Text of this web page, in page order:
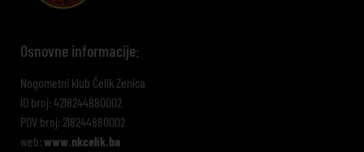
Osnovne informacije:
Nogometni klub Čelik Zenica
ID broj: 4218244880002
PDV broj: 218244880002
web: www.nkcelik.ba